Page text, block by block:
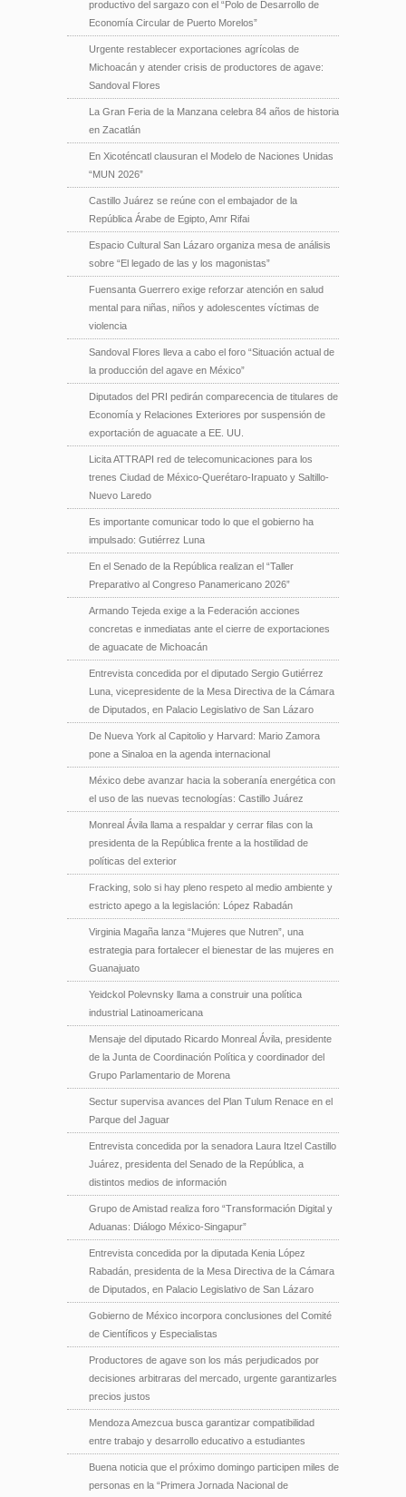
productivo del sargazo con el “Polo de Desarrollo de
Economía Circular de Puerto Morelos”
Urgente restablecer exportaciones agrícolas de
Michoacán y atender crisis de productores de agave:
Sandoval Flores
La Gran Feria de la Manzana celebra 84 años de historia
en Zacatlán
En Xicoténcatl clausuran el Modelo de Naciones Unidas
“MUN 2026”
Castillo Juárez se reúne con el embajador de la
República Árabe de Egipto, Amr Rifai
Espacio Cultural San Lázaro organiza mesa de análisis
sobre “El legado de las y los magonistas”
Fuensanta Guerrero exige reforzar atención en salud
mental para niñas, niños y adolescentes víctimas de
violencia
Sandoval Flores lleva a cabo el foro “Situación actual de
la producción del agave en México”
Diputados del PRI pedirán comparecencia de titulares de
Economía y Relaciones Exteriores por suspensión de
exportación de aguacate a EE. UU.
Licita ATTRAPI red de telecomunicaciones para los
trenes Ciudad de México-Querétaro-Irapuato y Saltillo-
Nuevo Laredo
Es importante comunicar todo lo que el gobierno ha
impulsado: Gutiérrez Luna
En el Senado de la República realizan el “Taller
Preparativo al Congreso Panamericano 2026”
Armando Tejeda exige a la Federación acciones
concretas e inmediatas ante el cierre de exportaciones
de aguacate de Michoacán
Entrevista concedida por el diputado Sergio Gutiérrez
Luna, vicepresidente de la Mesa Directiva de la Cámara
de Diputados, en Palacio Legislativo de San Lázaro
De Nueva York al Capitolio y Harvard: Mario Zamora
pone a Sinaloa en la agenda internacional
México debe avanzar hacia la soberanía energética con
el uso de las nuevas tecnologías: Castillo Juárez
Monreal Ávila llama a respaldar y cerrar filas con la
presidenta de la República frente a la hostilidad de
políticas del exterior
Fracking, solo si hay pleno respeto al medio ambiente y
estricto apego a la legislación: López Rabadán
Virginia Magaña lanza “Mujeres que Nutren”, una
estrategia para fortalecer el bienestar de las mujeres en
Guanajuato
Yeidckol Polevnsky llama a construir una política
industrial Latinoamericana
Mensaje del diputado Ricardo Monreal Ávila, presidente
de la Junta de Coordinación Política y coordinador del
Grupo Parlamentario de Morena
Sectur supervisa avances del Plan Tulum Renace en el
Parque del Jaguar
Entrevista concedida por la senadora Laura Itzel Castillo
Juárez, presidenta del Senado de la República, a
distintos medios de información
Grupo de Amistad realiza foro “Transformación Digital y
Aduanas: Diálogo México-Singapur”
Entrevista concedida por la diputada Kenia López
Rabadán, presidenta de la Mesa Directiva de la Cámara
de Diputados, en Palacio Legislativo de San Lázaro
Gobierno de México incorpora conclusiones del Comité
de Científicos y Especialistas
Productores de agave son los más perjudicados por
decisiones arbitraras del mercado, urgente garantizarles
precios justos
Mendoza Amezcua busca garantizar compatibilidad
entre trabajo y desarrollo educativo a estudiantes
Buena noticia que el próximo domingo participen miles de
personas en la “Primera Jornada Nacional de